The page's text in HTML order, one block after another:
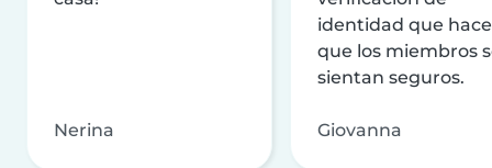
Nerina
identidad que
que los miembros
sientan seguros.
Giovanna